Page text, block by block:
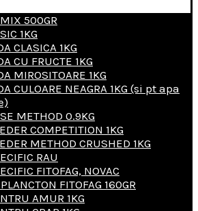
500GR
1KG
CLASICA 1KG
CU FRUCTE 1KG
MIROSITOARE 1KG
CULOARE NEAGRA 1KG (si pt apa
METHOD 0.9KG
COMPETITION 1KG
METHOD CRUSHED 1KG
RAU
FITOFAG, NOVAC
FITOFAG 160GR
AMUR 1KG